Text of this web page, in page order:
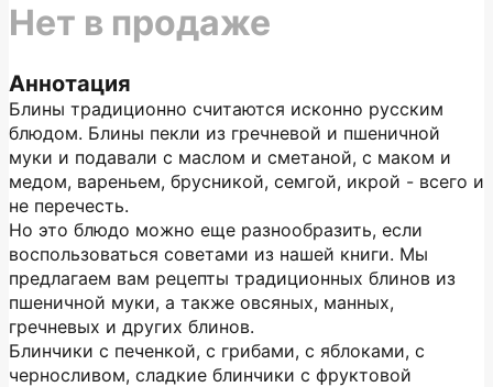
Аннотация
Блины традиционно считаются исконно русским
блюдом. Блины пекли из гречневой и пшеничной
муки и подавали с маслом и сметаной, с маком и
медом, вареньем, брусникой, семгой, икрой - всего и
не перечесть.
Но это блюдо можно еще разнообразить, если
воспользоваться советами из нашей книги. Мы
предлагаем вам рецепты традиционных блинов из
пшеничной муки, а также овсяных, манных,
гречневых и других блинов.
Блинчики с печенкой, с грибами, с яблоками, с
черносливом, сладкие блинчики с фруктовой
Нет в продаже